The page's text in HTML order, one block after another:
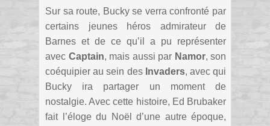
Sur sa route, Bucky se verra confronté par
certains jeunes héros admirateur de
Barnes et de ce qu’il a pu représenter
avec Captain, mais aussi par Namor, son
coéquipier au sein des Invaders, avec qui
Bucky ira partager un moment de
nostalgie. Avec cette histoire, Ed Brubaker
fait l’éloge du Noël d’une autre époque,